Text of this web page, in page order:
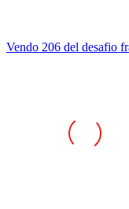
Vendo 206 del desafio